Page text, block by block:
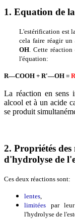
1. Equation de
L'estérification est
cela faire réagir
OH. Cette
l'équation:
R—COOH + R'—OH =
La réaction en sens
alcool et à un acide
se produit
2. Propriétés
d'hydrolyse de
Ces deux réactions sont:
lentes,
limitées par
l'hydrolyse de